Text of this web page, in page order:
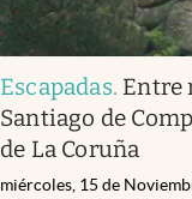
Escapadas. Entre
Santiago de
de La Coruña
miércoles, 15 de